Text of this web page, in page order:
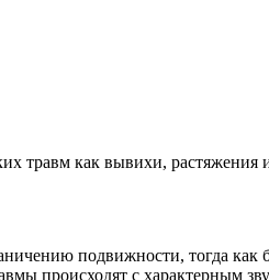
травм как вывихи, растяжения
подвижности, тогда как
происходят с характерным